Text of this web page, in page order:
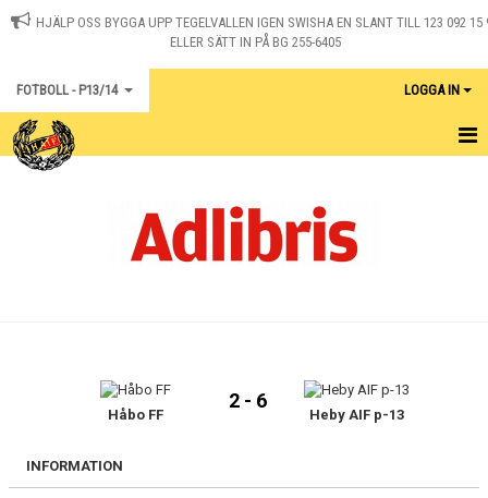
HJÄLP OSS BYGGA UPP TEGELVALLEN IGEN SWISHA EN SLANT TILL 123 092 15
ELLER SÄTT IN PÅ BG 255-6405
FOTBOLL - P13/14 LOGGA IN
Håbo FF
2 - 6
Heby AIF p-13
INFORMATION